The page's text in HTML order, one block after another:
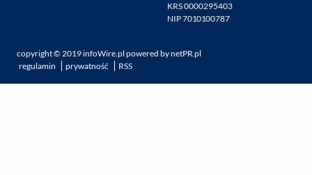
KRS 0000295403
NIP 7010100787
copyright ©2019infoWire.pl powered bynetPR.pl
regulamin
prywatność RSS